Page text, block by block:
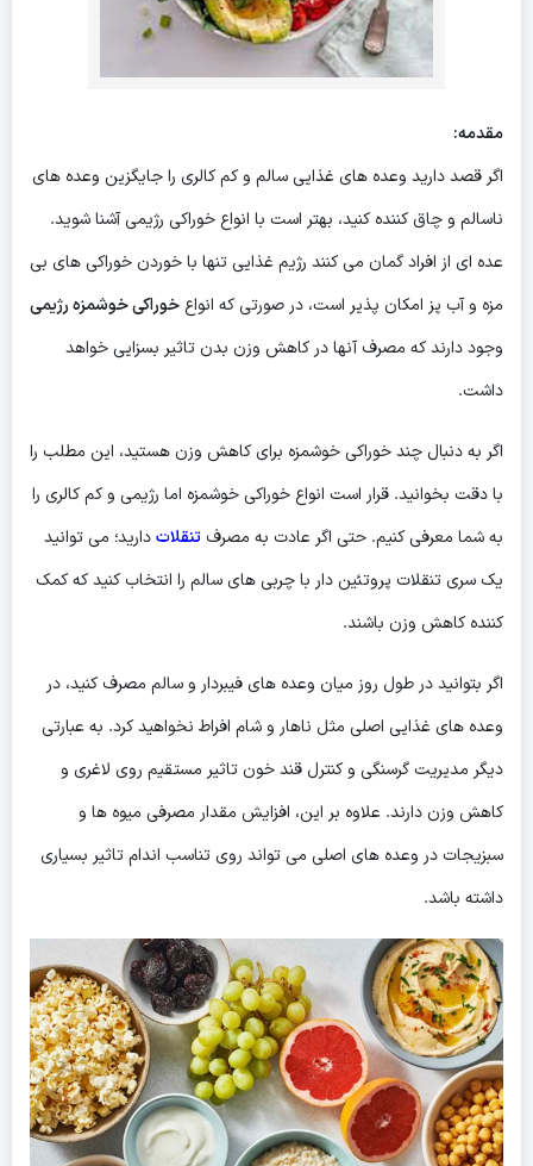
مقدمه:
اگر قصد دارید وعده های غذایی سالم و کم کالری را جایگزین وعده های
ناسالم و چاق کننده کنید، بهتر است با انواع خوراکی رژیمی آشنا شوید.
عده ای از افراد گمان می کنند رژیم غذایی تنها با خوردن خوراکی های بی
مزه و آب پز امکان پذیر است، در صورتی که انواع خوراکی خوشمزه رژیمی
وجود دارند که مصرف آنها در کاهش وزن بدن تاثیر بسزایی خواهد
داشت.
اگر به دنبال چند خوراکی خوشمزه برای کاهش وزن هستید، این مطلب را
با دقت بخوانید. قرار است انواع خوراکی خوشمزه اما رژیمی و کم کالری را
به شما معرفی کنیم. حتی اگر عادت به مصرف تنقلاتدارید؛ می توانید
یک سری تنقلات پروتئین دار با چربی های سالم را انتخاب کنید که کمک
کننده کاهش وزن باشند.
اگر بتوانید در طول روز میان وعده های فیبردار و سالم مصرف کنید، در
وعده های غذایی اصلی مثل ناهار و شام افراط نخواهید کرد. به عبارتی
دیگر مدیریت گرسنگی و کنترل قند خون تاثیر مستقیم روی لاغری و
کاهش وزن دارند. علاوه بر این، افزایش مقدار مصرفی میوه ها و
سبزیجات در وعده های اصلی می تواند روی تناسب اندام تاثیر بسیاری
داشته باشد.